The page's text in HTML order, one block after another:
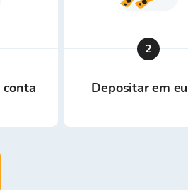
conta
2
Depositar em